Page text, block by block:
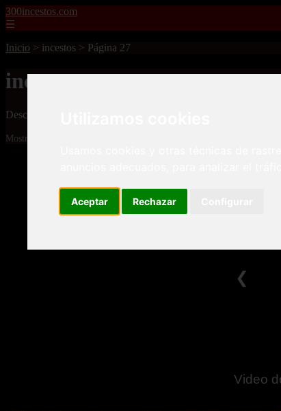
Aceptar Rechazar
300incestos.com
☰
Inicio > incestos > Página 27
incestos
Descubre todas las noticias de la categoría incestos. Artículos
Mostrando 625 - 648 de 4477 artículos
Dos
❮